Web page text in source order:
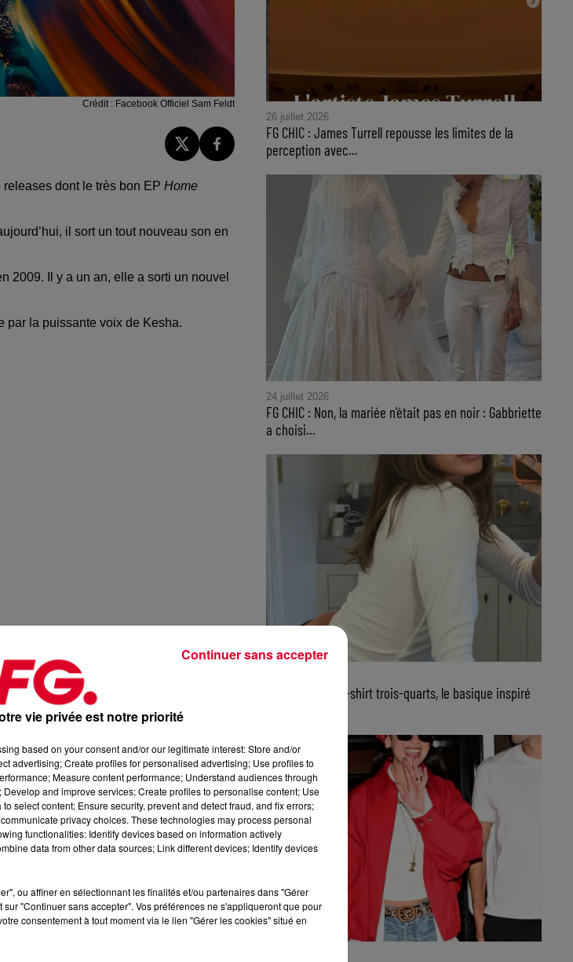
Crédit : Facebook Officiel Sam Feldt
dont le très bon EP Home
il sort un tout nouveau son en
2009. Il y a un an, elle a sorti un nouvel
par la puissante voix de Kesha.
26 juillet 2026
FG CHIC : James Turrell repousse les limites de la
perception avec...
24 juillet 2026
FG CHIC : Non, la mariée n'était pas en noir : Gabbriette
a choisi...
FG CHIC : Le tee-shirt trois-quarts, le basique inspiré
vie privée est notre priorité
based on your consent and/or our legitimate interest: Store and/or
advertising; Create profiles for personalised advertising; Use profiles to
Measure content performance; Understand audiences through
and improve services; Create profiles to personalise content; Use
select content; Ensure security, prevent and detect fraud, and fix errors;
privacy choices. These technologies may process personal
functionalities: Identify devices based on information actively
data from other data sources; Link different devices; Identify devices
ou affiner en sélectionnant les finalités et/ou partenaires dans "Gérer
"Continuer sans accepter". Vos préférences ne s'appliqueront que pour
consentement à tout moment via le lien "Gérer les cookies" situé en
Continuer sans accepter